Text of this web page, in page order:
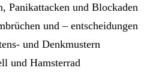
Panikattacken und Blockaden
und – entscheidungen
und Denkmustern
und Hamsterrad